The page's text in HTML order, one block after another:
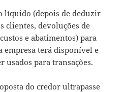
líquido (depois de deduzir
clientes, devoluções de
e abatimentos) para
terá disponível e
usados ​​para transações.
do credor ultrapasse